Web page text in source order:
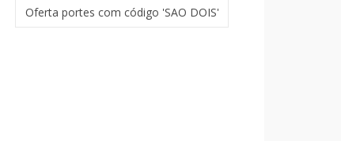
Oferta portes com código 'SAO DOIS'